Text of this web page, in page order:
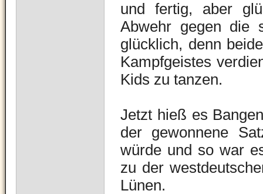
und fertig, aber
Abwehr gegen die
glücklich, denn
Kampfgeistes
Kids zu tanzen.
Jetzt hieß es
der gewonnene
würde und so war
zu der
Lünen.